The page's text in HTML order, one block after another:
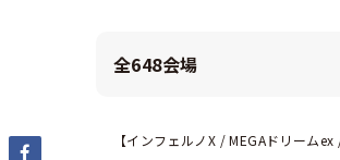
全648会場
【インフェルノX / MEGAドリーム